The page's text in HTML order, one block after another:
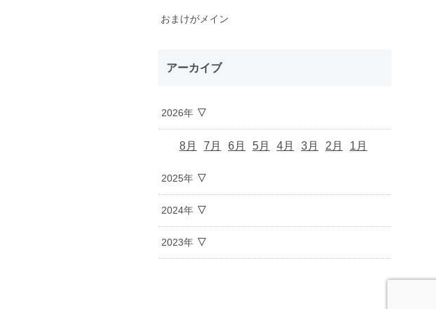
おまけがメイン
アーカイブ
2026年
8月 7月 6月 5月 4月 3月 2月 1月
2025年
2024年
2023年